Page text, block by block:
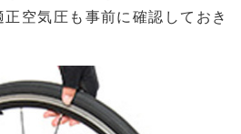
空気圧も事前に確認しておき